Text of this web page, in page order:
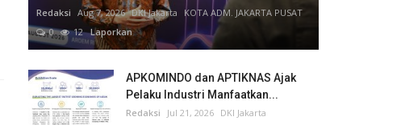
Redaksi Aug 7, 2026 DKI Jakarta
KOTA ADM. JAKARTA PUSAT
0
12Laporkan
APKOMINDO dan APTIKNAS Ajak
Pelaku Industri Manfaatkan...
Redaksi Jul 21, 2026 DKI Jakarta